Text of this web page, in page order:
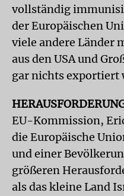
vollständig
der Europäischen
viele andere Länder
aus den USA und
gar nichts exportiert
EU-Kommission,
die Europäische
und einer
größeren
als das kleine Land